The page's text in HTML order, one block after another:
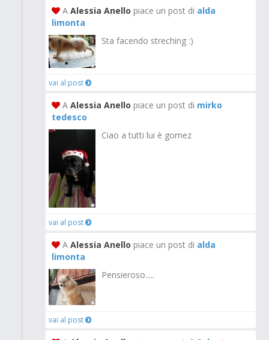
A Alessia Anello piace un post di alda
limonta
Sta facendo streching :)
vai al post
A Alessia Anello piace un post di mirko
tedesco
Ciao a tutti lui è gomez
vai al post
A Alessia Anello piace un post di alda
limonta
Pensieroso.....
vai al post